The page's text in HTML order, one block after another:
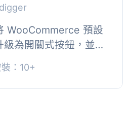
WooCommerce 預設
為開關式按鈕，並使
我們 | 支援
：10+